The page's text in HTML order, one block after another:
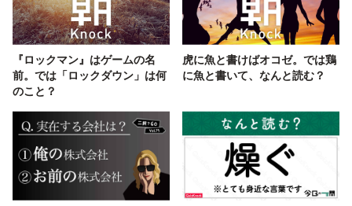
『ロックマン』はゲームの名
前。では「ロックダウン」は何
のこと？
虎に魚と書けばオコゼ。では鶏
に魚と書いて、なんと読む？